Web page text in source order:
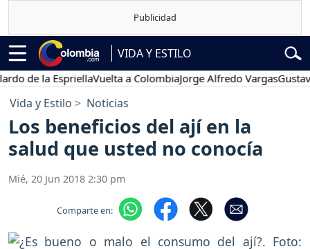
VIDA Y ESTILO
la EspriellaVuelta a ColombiaJorge Alfredo VargasGustavo
Vida y Estilo Noticias
Los beneficios del ají en la
salud que usted no conocía
Mié, 20 Jun 2018 2:30 pm
Comparte en: